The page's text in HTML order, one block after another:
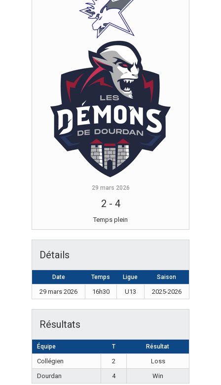
29 mars 2026
2 - 4
Temps plein
Détails
Date Temps Ligue Saison
29 mars 2026 16h30 U13 2025-2026
Résultats
Équipe T Résultat
Collégien 2
Loss
Dourdan
4 Win